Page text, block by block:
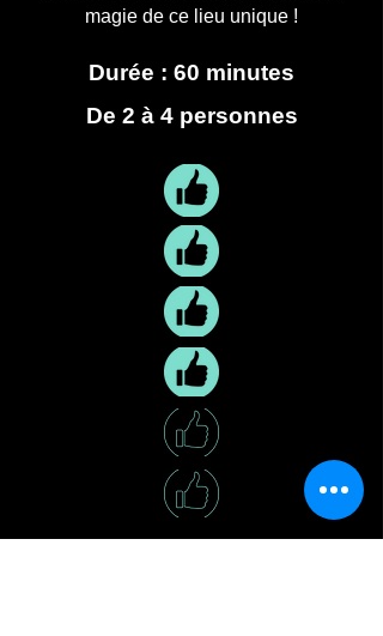
magie de ce lieu unique !
Durée : 60 minutes
De 2 à 4 personnes